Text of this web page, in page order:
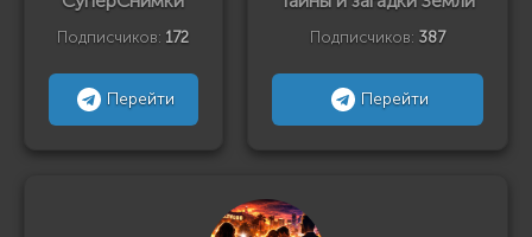
Подписчиков: 172
Перейти
Подписчиков: 387
Перейти